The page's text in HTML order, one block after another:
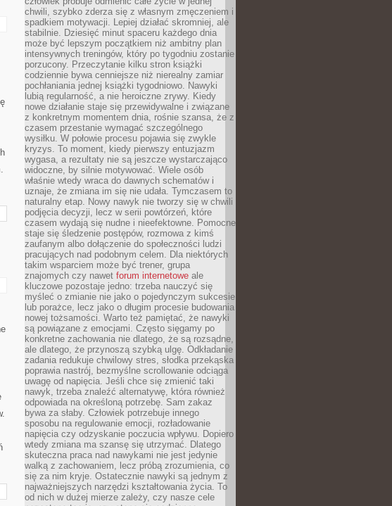
chwili, szybko zderza się z własnym zmęczeniem i
spadkiem motywacji. Lepiej działać skromniej, ale
stabilnie. Dziesięć minut spaceru każdego dnia
może być lepszym początkiem niż ambitny plan
intensywnych treningów, który po tygodniu zostanie
porzucony. Przeczytanie kilku stron książki
codziennie bywa cenniejsze niż nierealny zamiar
pochłaniania jednej książki tygodniowo. Nawyki
lubią regularność, a nie heroiczne zrywy. Kiedy
nowe działanie staje się przewidywalne i związane
z konkretnym momentem dnia, rośnie szansa, że z
czasem przestanie wymagać szczególnego
wysiłku. W połowie procesu pojawia się zwykle
kryzys. To moment, kiedy pierwszy entuzjazm
wygasa, a rezultaty nie są jeszcze wystarczająco
widoczne, by silnie motywować. Wiele osób
właśnie wtedy wraca do dawnych schematów i
uznaje, że zmiana im się nie udała. Tymczasem to
naturalny etap. Nowy nawyk nie tworzy się w chwili
podjęcia decyzji, lecz w serii powtórzeń, które
czasem wydają się nudne i nieefektowne. Pomocne
staje się śledzenie postępów, rozmowa z kimś
zaufanym albo dołączenie do społeczności ludzi
pracujących nad podobnym celem. Dla niektórych
takim wsparciem może być trener, grupa
znajomych czy nawet forum internetowe ale
kluczowe pozostaje jedno: trzeba nauczyć się
myśleć o zmianie nie jako o pojedynczym sukcesie
lub porażce, lecz jako o długim procesie budowania
nowej tożsamości. Warto też pamiętać, że nawyki
są powiązane z emocjami. Często sięgamy po
konkretne zachowania nie dlatego, że są rozsądne,
ale dlatego, że przynoszą szybką ulgę. Odkładanie
zadania redukuje chwilowy stres, słodka przekąska
poprawia nastrój, bezmyślne scrollowanie odciąga
uwagę od napięcia. Jeśli chce się zmienić taki
nawyk, trzeba znaleźć alternatywę, która również
odpowiada na określoną potrzebę. Sam zakaz
bywa za słaby. Człowiek potrzebuje innego
sposobu na regulowanie emocji, rozładowanie
napięcia czy odzyskanie poczucia wpływu. Dopiero
wtedy zmiana ma szansę się utrzymać. Dlatego
skuteczna praca nad nawykami nie jest jedynie
walką z zachowaniem, lecz próbą zrozumienia, co
się za nim kryje. Ostatecznie nawyki są jednym z
najważniejszych narzędzi kształtowania życia. To
od nich w dużej mierze zależy, czy nasze cele